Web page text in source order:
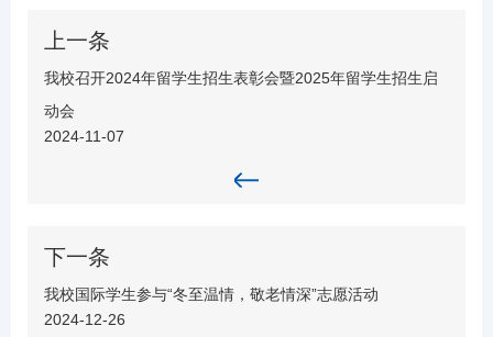
上一条
我校召开2024年留学生招生表彰会暨2025年留学生招生启
动会
2024-11-07
下一条
我校国际学生参与“冬至温情，敬老情深”志愿活动
2024-12-26